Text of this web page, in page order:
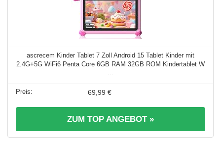
ascrecem Kinder Tablet 7 Zoll Android 15 Tablet Kinder mit
2.4G+5G WiFi6 Penta Core 6GB RAM 32GB ROM Kindertablet W
69,99 €
ZUM TOP ANGEBOT »